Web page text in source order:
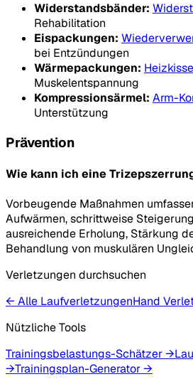
Widerstandsbänder:
Rehabilitation
Eispackungen:
bei Entzündungen
Wärmepackungen:
Muskelentspannung
Kompressionsärmel: Arm-
Unterstützung
Prävention
Wie kann ich eine
Vorbeugende Maßnahmen
Aufwärmen, schrittweise
ausreichende Erholung, Stärkung
Behandlung von muskulären
Verletzungen durchsuchen
← Alle LaufverletzungenHand
Nützliche Tools
Trainingsbelastungs-Schätzer→
→Trainingsplan-Generator→